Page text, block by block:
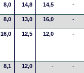
8,0 14,8 14,5 -
8,0 13,0 16,0 -
16,0 12,5 12,0 -
8,1 12,0 - -